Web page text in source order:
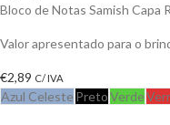
Bloco de Notas Samish Capa
Valor apresentado para o
€2,89 C/ IVA
Azul Celeste PretoVerde